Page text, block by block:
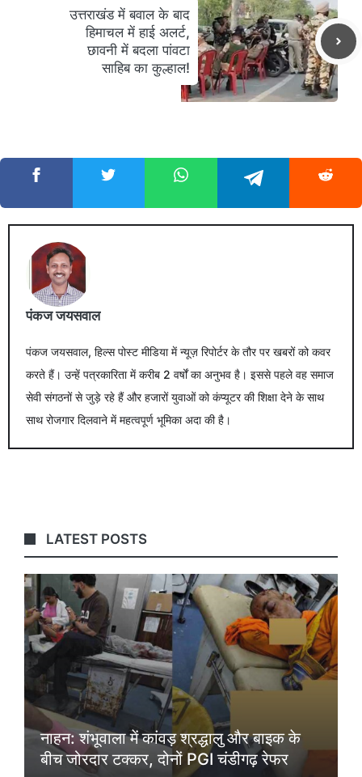
उत्तराखंड में बवाल के बाद
हिमाचल में हाई अलर्ट,
छावनी में बदला पांवटा
साहिब का कुल्हाल!
पंकज जयसवाल
पंकज जयसवाल, हिल्स पोस्ट मीडिया में न्यूज़ रिपोर्टर के तौर पर खबरों को कवर
करते हैं। उन्हें पत्रकारिता में करीब 2 वर्षों का अनुभव है। इससे पहले वह समाज
सेवी संगठनों से जुड़े रहे हैं और हजारों युवाओं को कंप्यूटर की शिक्षा देने के साथ
साथ रोजगार दिलवाने में महत्वपूर्ण भूमिका अदा की है।
LATEST POSTS
नाहन: शंभूवाला में कांवड़ श्रद्धालु और बाइक के
बीच जोरदार टक्कर, दोनों PGI चंडीगढ़ रेफर